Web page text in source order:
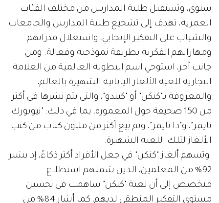
سنوي، وتستقبل طلبة المدارس من مختلف الفئات
العمرية، تهدف إلى تشجيع طلبة المدارس والجامعات
والشباب على التفكير الإيجابي، واستغلال قدراتهم
ومهاراتهم الفكرية بطريقة نموذجية وفعالة. ومن
جانب آخر، استوحي اسم البطولة العالمية من العلامة
التجارية للعبة الألغاز اليابانية الشهيرة بالعالم،
والمعروفة بـ"كنكن" أو "كيندو"، والتي يتم نشرها في أكثر
من 150 صحيفة حول المعمورة، بما في ذلك: "نيويورك
تايمز"، و"ذا تايمز"، وتم بيع أكثر من مليون كتاب من كتب
الألغاز لتلك اللعبة الشهيرة.
وتسهم ألغاز "كنكن" في جعل الأفراد أكثر ذكاءً، إذ يشير
92% من المعلمين، الذين شملهم استطلاع
متخصص إلى أن لعبة "كنكن" ساهمت في تحسين
مستوى التفكير المنطقي لديهم، كما أشار 84% من